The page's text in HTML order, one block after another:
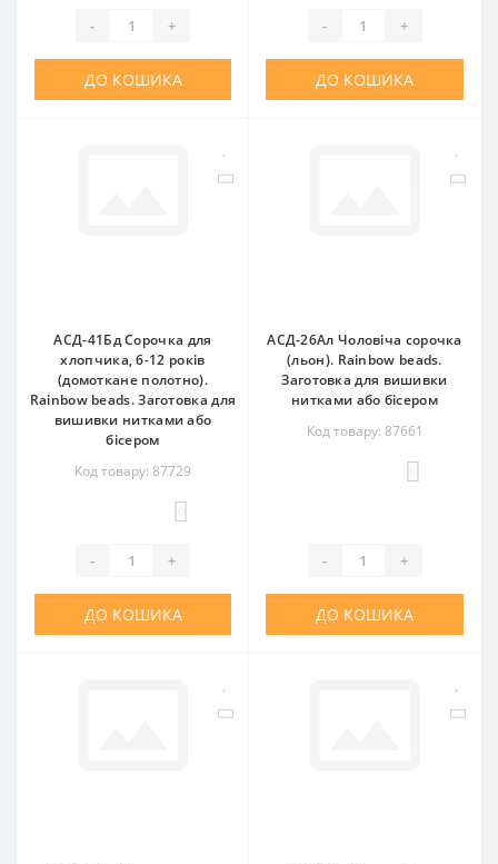
- +
ДО КОШИКА
- +
ДО КОШИКА
АСД-41Бд Сорочка для
хлопчика, 6-12 років
(домоткане полотно).
Rainbow beads. Заготовка для
вишивки нитками або
бісером
Код товару: 87729
- +
ДО КОШИКА
АСД-26Ал Чоловіча сорочка
(льон). Rainbow beads.
Заготовка для вишивки
нитками або бісером
Код товару: 87661
- +
ДО КОШИКА